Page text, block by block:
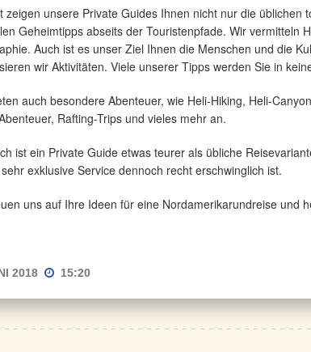
zeigen unsere Private Guides Ihnen nicht nur die
Geheimtipps abseits der Touristenpfade. Wir vermitteln
Auch ist es unser Ziel Ihnen die Menschen und die
wir Aktivitäten. Viele unserer Tipps werden Sie in
auch besondere Abenteuer, wie Heli-Hiking, Heli-
Rafting-Trips und vieles mehr an.
ist ein Private Guide etwas teurer als übliche
exklusive Service dennoch recht erschwinglich ist.
uns auf Ihre Ideen für eine Nordamerikarundreise und
2018 15:20